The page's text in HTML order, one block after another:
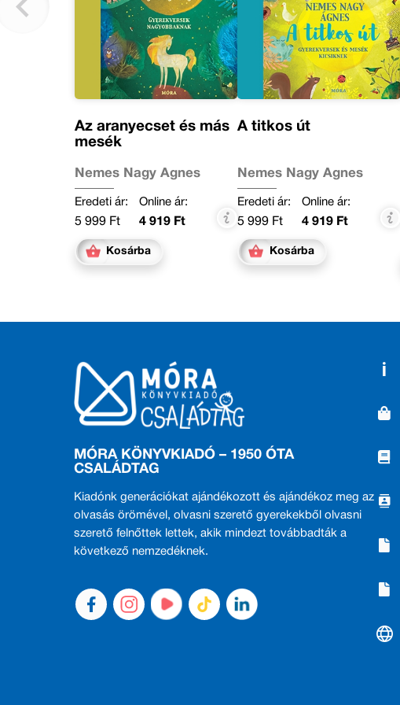
Az aranyecset és más
mesék
Nemes Nagy Ágnes
Eredeti ár:
5 999 Ft
Online ár:
4 919 Ft
Kosárba
A titkos út
Nemes Nagy Ágnes
Eredeti ár:
5 999 Ft
Online ár:
4 919 Ft
Kosárba
MÓRA KÖNYVKIADÓ – 1950 ÓTA
CSALÁDTAG
Kiadónk generációkat ajándékozott és ajándékoz meg az
olvasás örömével, olvasni szerető gyerekekből olvasni
szerető felnőttek lettek, akik mindezt továbbadták a
következő nemzedéknek.